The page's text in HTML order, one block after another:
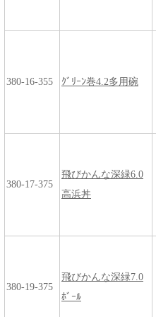
380-16-355 ｸﾞﾘｰﾝ巻4.2多用碗
380-17-375
飛びかんな深緑6.0
高浜丼
380-19-375
飛びかんな深緑7.0
ﾎﾞｰﾙ